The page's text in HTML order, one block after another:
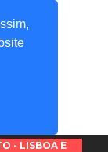
- LISBOA E